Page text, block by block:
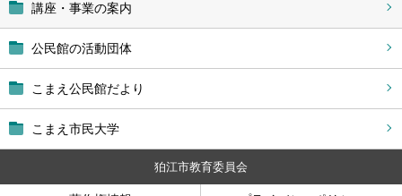
講座・事業の案内
公民館の活動団体
こまえ公民館だより
こまえ市民大学
狛江市教育委員会